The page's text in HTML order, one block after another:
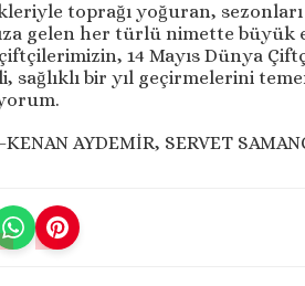
toprağı yoğuran,
gelen her türlü nimette büyük
14 Mayıs Dünya
sağlıklı bir yıl geçirmelerini
AYDEMİR, SERVET